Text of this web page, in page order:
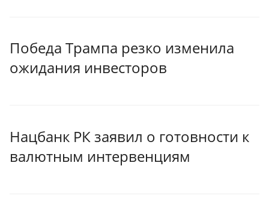
Победа Трампа резко изменила
ожидания инвесторов
Нацбанк РК заявил о готовности к
валютным интервенциям